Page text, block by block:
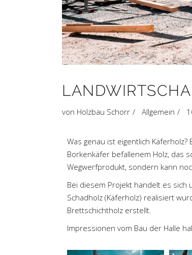
von Holzbau Schorr Allgemein
Was genau ist eigentlich
Borkenkäfer befallenem Holz, das
Wegwerfprodukt, sondern kann
Bei diesem Projekt handelt es sich
Schadholz (Käferholz) realisiert
Brettschichtholz erstellt.
Impressionen vom Bau der Halle